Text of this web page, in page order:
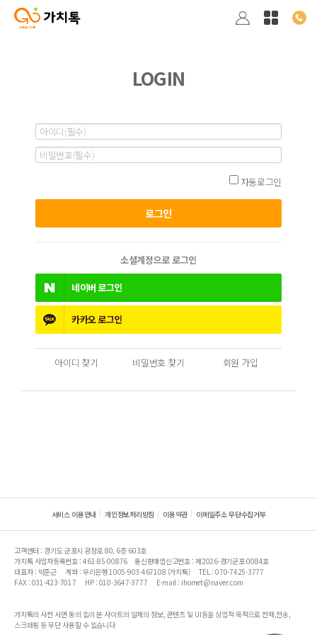
LOGIN
자동로그인
소셜계정으로 로그인
네이버로그인
카카오로그인
아이디 찾기 비밀번호 찾기 회원 가입
서비스 이용안내 개인정보처리방침 이용약관 이메일주소 무단수집거부
고객센터 : 경기도 군포시 광정로 80, 6층 603호
가치톡 사업자등록번호 : 461-85-00876
통신판매업신고번호 : 제2026-경기군포-0084호
대표자 : 박준근
계좌 : 우리은행 1005-903-467108 (가치톡)
TEL : 070-7425-3777
FAX : 031-423-7017
HP : 010-3647-3777 E-mail : ihomet@naver.com
가치톡의 사전 서면 동의 없이 본 사이트의 일체의 정보, 콘텐츠 및 UI등을 상업적 목적으로 전재,전송,
스크래핑 등 무단 사용할 수 없습니다